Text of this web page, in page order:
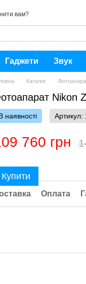
вам?
Гаджети Звук
Каталог
Nikon
наявності Артикул:
760 грн
Купити
Оплата